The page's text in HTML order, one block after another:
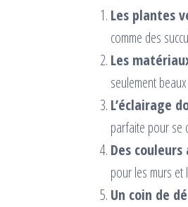
Les plantes
comme des
Les
seulement
L’éclairage
parfaite pour se
Des
pour les murs et
Un coin de